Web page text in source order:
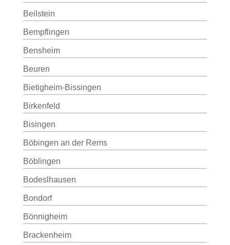
Beilstein
Bempflingen
Bensheim
Beuren
Bietigheim-Bissingen
Birkenfeld
Bisingen
Böbingen an der Rems
Böblingen
Bodeslhausen
Bondorf
Bönnigheim
Brackenheim